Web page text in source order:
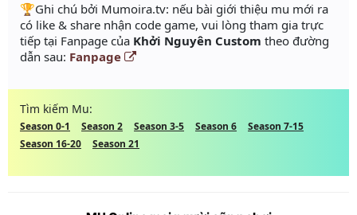
️🏆Ghi chú bởi Mumoira.tv: nếu bài giới thiệu mu mới ra
có like & share nhận code game, vui lòng tham gia trực
tiếp tại Fanpage của Khởi Nguyên Custom theo đường
dẫn sau: Fanpage
Tìm kiếm Mu:
Season 0-1 Season 2 Season 3-5 Season 6
Season 7-15
Season 16-20
Season 21